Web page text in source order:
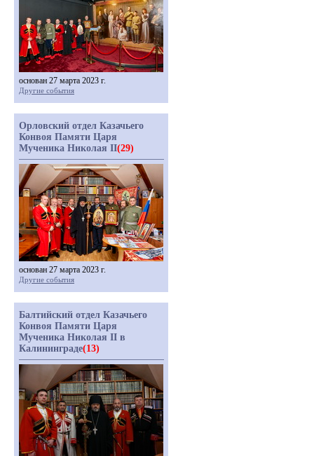
основан 27 марта 2023 г.
Другие события
Орловский отдел Казачьего
Конвоя Памяти Царя
Мученика Николая II(29)
основан 27 марта 2023 г.
Другие события
Балтийский отдел Казачьего
Конвоя Памяти Царя
Мученика Николая II в
Калининграде(13)